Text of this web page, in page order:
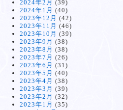
2024年2月 (39)
2024年1月 (40)
2023年12月 (42)
2023年11月 (46)
2023年10月 (39)
2023年9月 (38)
2023年8月 (38)
2023年7月 (26)
2023年6月 (31)
2023年5月 (40)
2023年4月 (38)
2023年3月 (39)
2023年2月 (32)
2023年1月 (35)